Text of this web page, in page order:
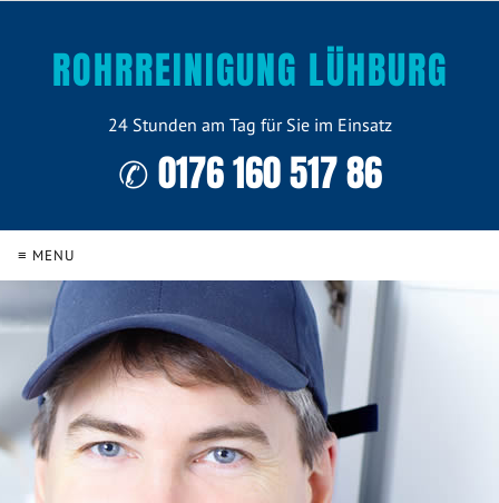
ROHRREINIGUNG LÜHBURG
24 Stunden am Tag für Sie im Einsatz
✆ 0176 160 517 86
≡ MENU